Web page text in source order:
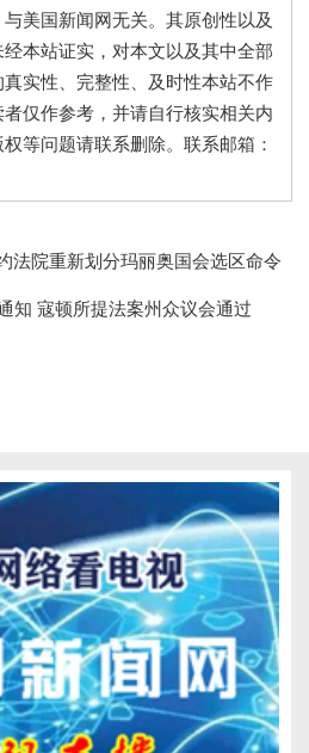
美国新闻网无关。其原创性以及
本站证实，对本文以及其中全部
实性、完整性、及时性本站不作
仅作参考，并请自行核实相关内
等问题请联系删除。联系邮箱：
法院重新划分玛丽奥国会选区命令
知 寇顿所提法案州众议会通过